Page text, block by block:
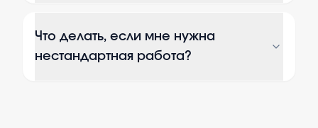
Что делать, если мне нужна
нестандартная работа?